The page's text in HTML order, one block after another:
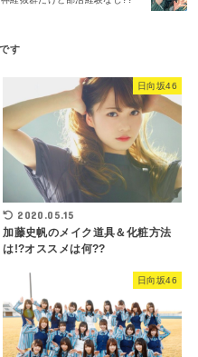
日向坂46
2020.05.15
加藤史帆のメイク道具＆化粧方法
は!?オススメは何??
日向坂46